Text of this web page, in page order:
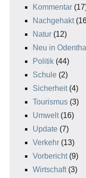
Kommentar
Nachgehakt
Natur (12)
Neu in Odenthal
Politik (44)
Schule (2)
Sicherheit(4)
Tourismus (3)
Umwelt(16)
Update (7)
Verkehr (13)
Vorbericht(9)
Wirtschaft(3)